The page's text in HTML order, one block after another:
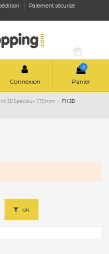
Paiement sécurisé
Connexion
0
Panier
3D Spéciaux 1.75mm
Fil 3D
ok